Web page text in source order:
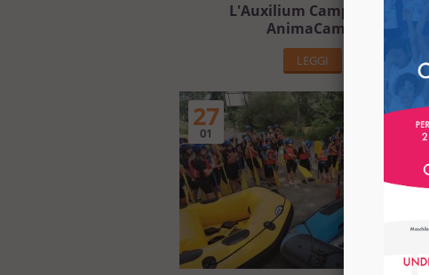
L'Auxilium Camp 2022 è
AnimaCamp!
LEGGI
27
01